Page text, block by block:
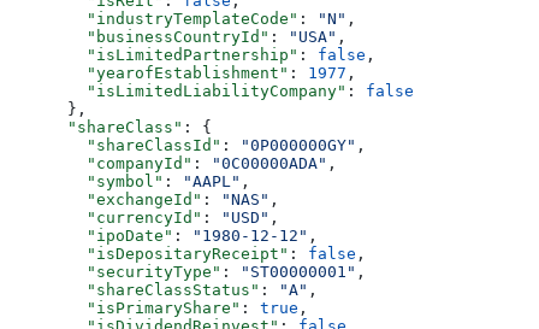
        "industryTemplateCode"
: "N" ,
        "businessCountryId"
: "USA" ,
        "isLimitedPartnership"
: false ,
        "yearofEstablishment"
: 1977 ,
        "isLimitedLiabilityCompany"
: false
      },
      "shareClass"
: {
        "shareClassId"
: "0P000000GY" ,
        "companyId"
: "0C00000ADA" ,
        "symbol"
: "AAPL" ,
        "exchangeId"
: "NAS" ,
        "currencyId"
: "USD" ,
        "ipoDate"
: "1980-12-12" ,
        "isDepositaryReceipt"
: false ,
        "securityType"
: "ST00000001" ,
        "shareClassStatus"
: "A" ,
        "isPrimaryShare"
: true ,